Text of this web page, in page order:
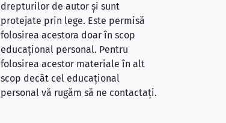
drepturilor de autor și sunt
protejate prin lege. Este permisă
folosirea acestora doar în scop
educațional personal. Pentru
folosirea acestor materiale în alt
scop decât cel educațional
personal vă rugăm să ne contactați.